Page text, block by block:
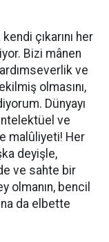
çıkarını her
Bizi mânen
ve
olmasını,
Dünyayı
ve
malûliyeti! Her
deyişle,
ve sahte bir
olmanın, bencil
da elbette